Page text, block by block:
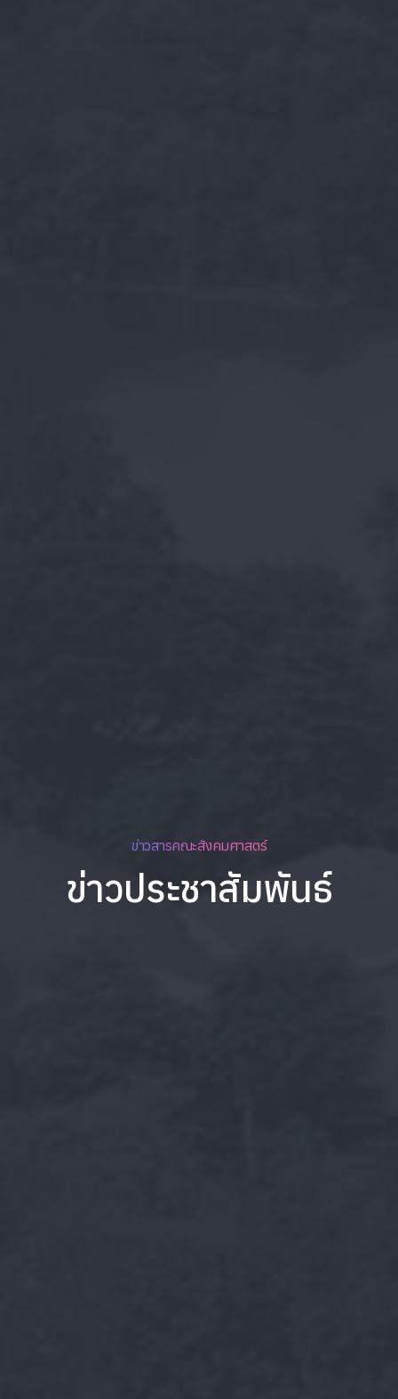
ข่าวสารคณะสังคมศาสตร์
ข่าวประชาสัมพันธ์